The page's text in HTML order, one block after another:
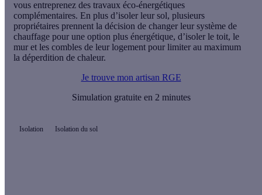
vous entreprenez des travaux éco-énergétiques
complémentaires. En plus d’isoler leur sol, plusieurs
propriétaires prennent la décision de changer leur système de
chauffage pour une option plus énergétique, d’isoler le toit, le
mur et les combles de leur logement pour limiter au maximum
la déperdition de chaleur.
Je trouve mon artisan RGE
Simulation gratuite en 2 minutes
Isolation Isolation du sol